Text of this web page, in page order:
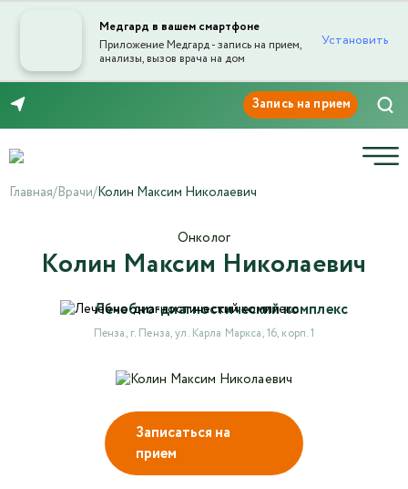
Медгард в вашем смартфоне
Приложение Медгард - запись на прием,
анализы, вызов врача на дом
Установить
Главная/Врачи/Колин Максим Николаевич
Записаться на
прием
Колин Максим Николаевич
Лечебно-диагностический комплекс
Пенза, г. Пенза, ул. Карла Маркса, 16, корп. 1
Онколог
Отправка отзыва
Текст отзыва*
Ваша оценка
Авторизоваться в личном кабинете